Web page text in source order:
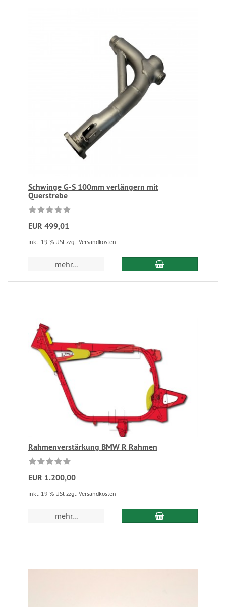
Schwinge G-S 100mm verlängern mit
Querstrebe
EUR 499,01
inkl. 19 % USt zzgl. Versandkosten
mehr...
Rahmenverstärkung BMW R Rahmen
EUR 1.200,00
inkl. 19 % USt zzgl. Versandkosten
mehr...